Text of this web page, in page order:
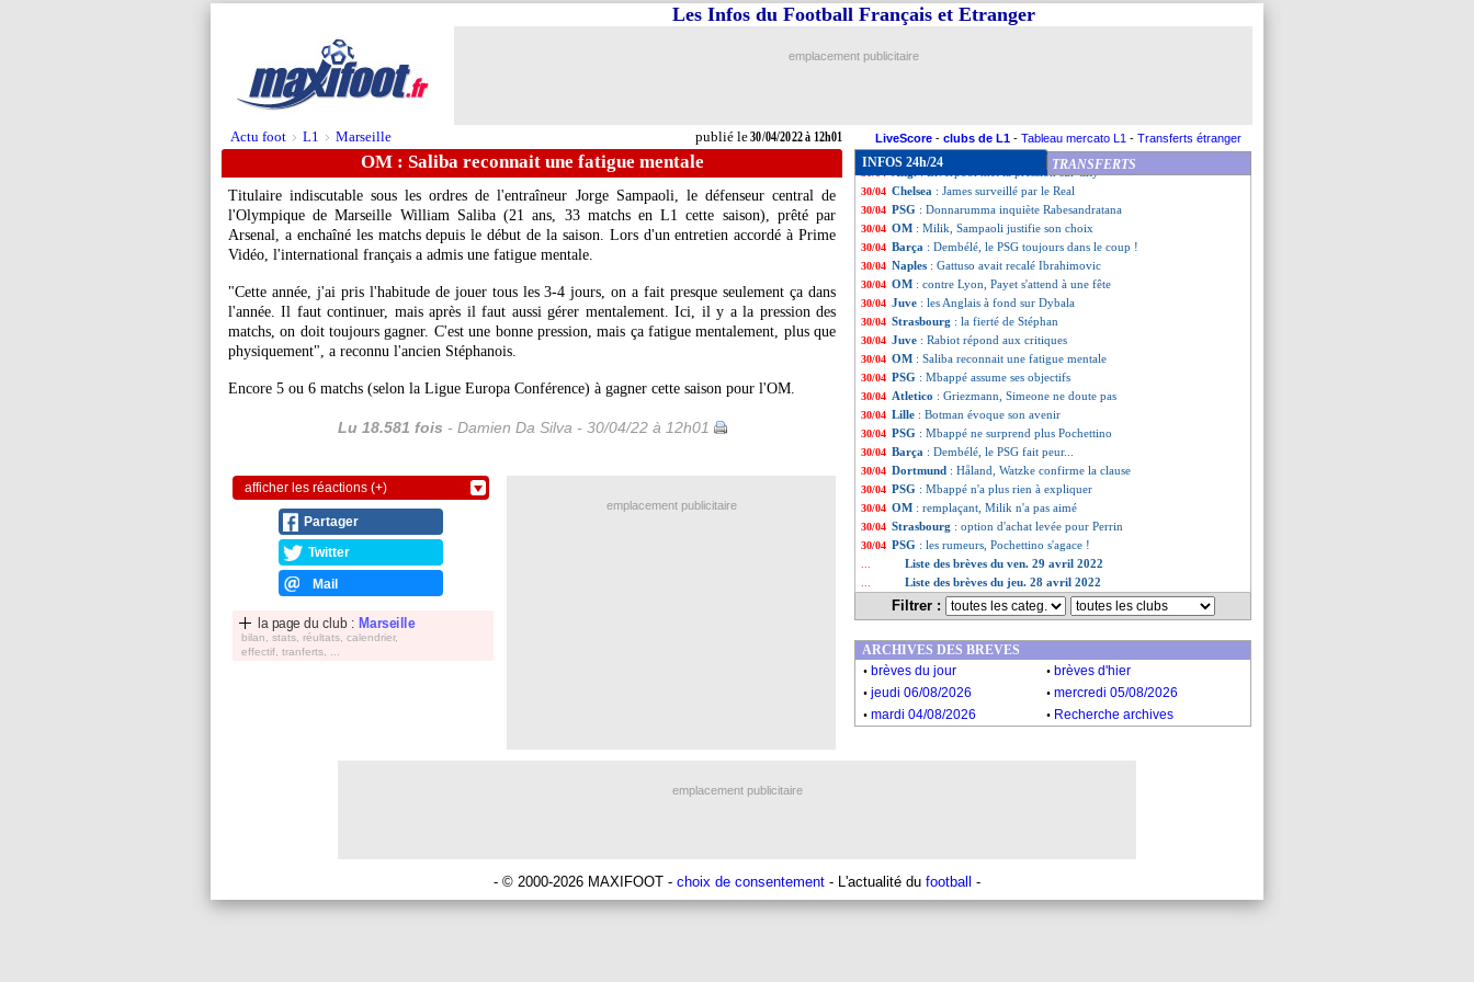
Actu foot > L1 > Marseille publié le30/04/2022 à 12h01
Les Infos du Football Français et Etranger
emplacement publicitaire
LiveScore - clubs de L1 - Tableau mercato L1 - Transferts étranger
OM : Saliba reconnait une fatigue mentale
Titulaire indiscutable sous les ordres de l'entraîneur Jorge Sampaoli, le défenseur central de
l'Olympique de Marseille William Saliba (21 ans, 33 matchs en L1 cette saison), prêté par
Arsenal, a enchaîné les matchs depuis le début de la saison. Lors d'un entretien accordé à Prime
Vidéo, l'international français a admis une fatigue mentale.
"Cette année, j'ai pris l'habitude de jouer tous les 3-4 jours, on a fait presque seulement ça dans
l'année. Il faut continuer, mais après il faut aussi gérer mentalement. Ici, il y a la pression des
matchs, on doit toujours gagner. C'est une bonne pression, mais ça fatigue mentalement, plus que
physiquement", a reconnu l'ancien Stéphanois.
Encore 5 ou 6 matchs (selon la Ligue Europa Conférence) à gagner cette saison pour l'OM.
Lu 18.581 fois - Damien Da Silva - 30/04/22 à 12h01
afficher les réactions (+)
Partager
Twitter
Mail
la page du club : Marseille
bilan, stats, réultats, calendrier,
effectif, tranferts, ...
INFOS 24h/24 TRANSFERTS
30/04 OM: Payet défend Dieng
30/04 Ita.: Naples en colle 6 à Sassuolo
30/04 Metz
30/04 Lille: S. Botman - "pas une saison de merde"
30/04 OM: Payet touché par le pacte des jeunes
: Liverpool met la pression sur City
30/04 Chelsea : James surveillé par le Real
30/04 PSG : Donnarumma inquiète Rabesandratana
30/04 OM : Milik, Sampaoli justifie son choix
30/04 Barça : Dembélé, le PSG toujours dans le coup !
30/04 Naples : Gattuso avait recalé Ibrahimovic
30/04 OM : contre Lyon, Payet s'attend à une fête
30/04 Juve : les Anglais à fond sur Dybala
30/04 Strasbourg : la fierté de Stéphan
30/04 Juve : Rabiot répond aux critiques
30/04 OM : Saliba reconnait une fatigue mentale
30/04 PSG : Mbappé assume ses objectifs
30/04 Atletico : Griezmann, Simeone ne doute pas
30/04 Lille : Botman évoque son avenir
30/04 PSG : Mbappé ne surprend plus Pochettino
30/04 Barça : Dembélé, le PSG fait peur...
30/04 Dortmund : Håland, Watzke confirme la clause
30/04 PSG : Mbappé n'a plus rien à expliquer
30/04 OM : remplaçant, Milik n'a pas aimé
30/04 Strasbourg : option d'achat levée pour Perrin
30/04 PSG : les rumeurs, Pochettino s'agace !
Liste des brèves du ven. 29 avril 2022
Liste des brèves du jeu. 28 avril 2022
Filtrer :
emplacement publicitaire
ARCHIVES DES BREVES
. brèves du jour . brèves d'hier
. jeudi 06/08/2026 . mercredi 05/08/2026
. mardi 04/08/2026 . Recherche archives
emplacement publicitaire
- © 2000-2026 MAXIFOOT - choix de consentement - L'actualité du football -